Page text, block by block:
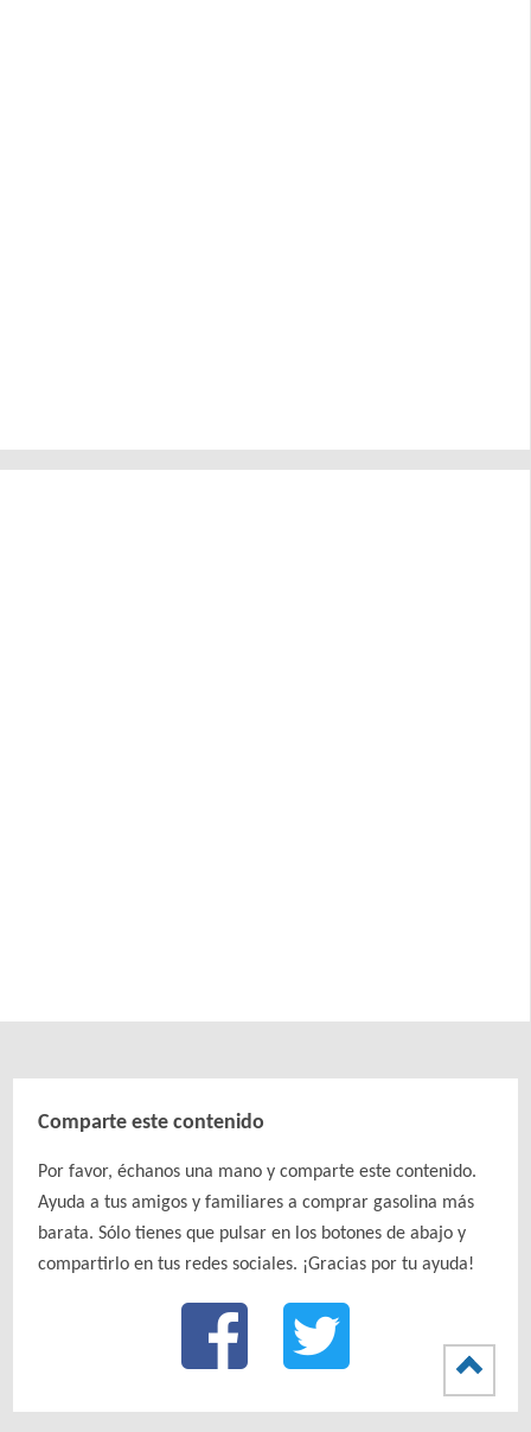
Comparte este contenido
Por favor, échanos una mano y comparte este contenido.
Ayuda a tus amigos y familiares a comprar gasolina más
barata. Sólo tienes que pulsar en los botones de abajo y
compartirlo en tus redes sociales. ¡Gracias por tu ayuda!